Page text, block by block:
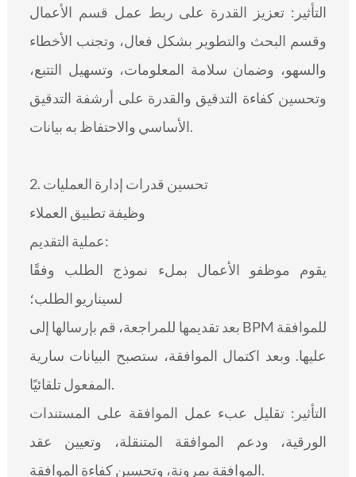
التأثير: تعزيز القدرة على ربط عمل قسم الأعمال
وقسم البحث والتطوير بشكل فعال، وتجنب الأخطاء
والسهو، وضمان سلامة المعلومات، وتسهيل التتبع،
وتحسين كفاءة التدقيق والقدرة على أرشفة التدقيق
الأساسي والاحتفاظ به بيانات.
2. تحسين قدرات إدارة العمليات
وظيفة تطبيق العملاء
عملية التقديم:
يقوم موظفو الأعمال بملء نموذج الطلب وفقًا
لسيناريو الطلب؛
بعد تقديمها للمراجعة، قم بإرسالها إلى BPM للموافقة
عليها. وبعد اكتمال الموافقة، ستصبح البيانات سارية
المفعول تلقائيًا.
التأثير: تقليل عبء عمل الموافقة على المستندات
الورقية، ودعم الموافقة المتنقلة، وتعيين عقد
الموافقة بمرونة، وتحسين كفاءة الموافقة.